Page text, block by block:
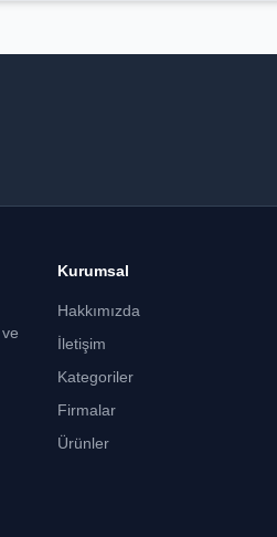
Kurumsal
Hakkımızda
İletişim
Kategoriler
Firmalar
Ürünler